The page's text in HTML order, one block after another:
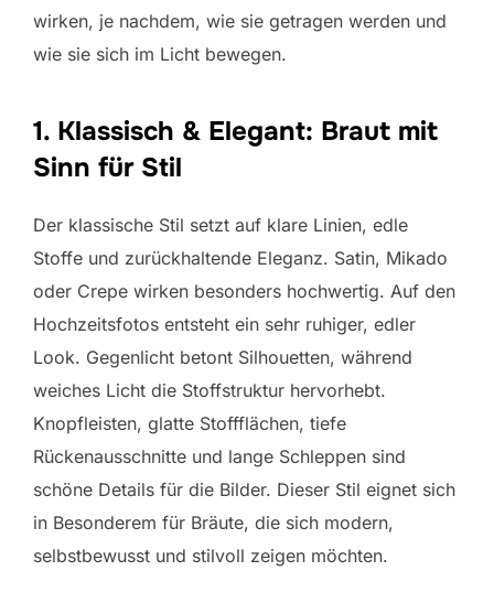
wirken, je nachdem, wie sie getragen werden und
wie sie sich im Licht bewegen.
1. Klassisch & Elegant: Braut mit
Sinn für Stil
Der klassische Stil setzt auf klare Linien, edle
Stoffe und zurückhaltende Eleganz. Satin, Mikado
oder Crepe wirken besonders hochwertig. Auf den
Hochzeitsfotos entsteht ein sehr ruhiger, edler
Look. Gegenlicht betont Silhouetten, während
weiches Licht die Stoffstruktur hervorhebt.
Knopfleisten, glatte Stoffflächen, tiefe
Rückenausschnitte und lange Schleppen sind
schöne Details für die Bilder. Dieser Stil eignet sich
in Besonderem für Bräute, die sich modern,
selbstbewusst und stilvoll zeigen möchten.